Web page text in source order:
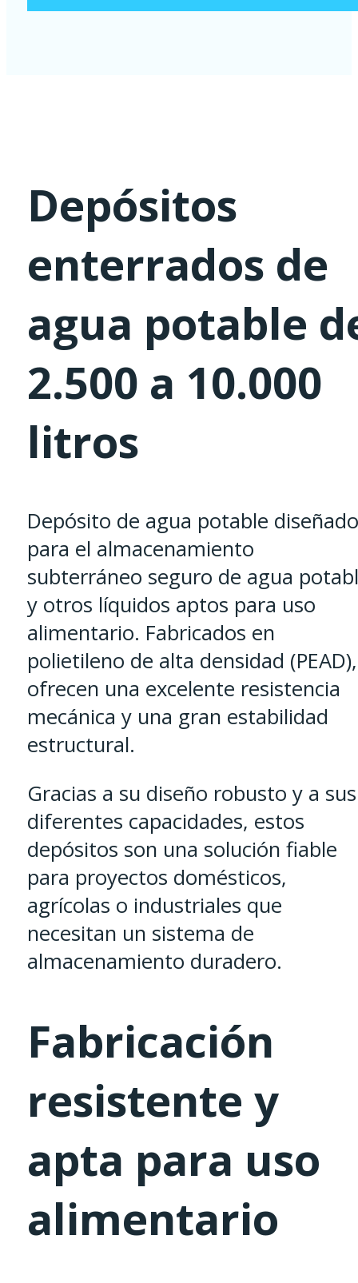
Depósitos
enterrados de
agua potable
2.500 a 10.000
litros
Depósito de agua potable diseñado
para el almacenamiento
subterráneo seguro de agua
y otros líquidos aptos para uso
alimentario. Fabricados en
polietileno de alta densidad (PEAD),
ofrecen una excelente resistencia
mecánica y una gran estabilidad
estructural.
Gracias a su diseño robusto y a sus
diferentes capacidades, estos
depósitos son una solución fiable
para proyectos domésticos,
agrícolas o industriales que
necesitan un sistema de
almacenamiento duradero.
Fabricación
resistente y
apta para uso
alimentario